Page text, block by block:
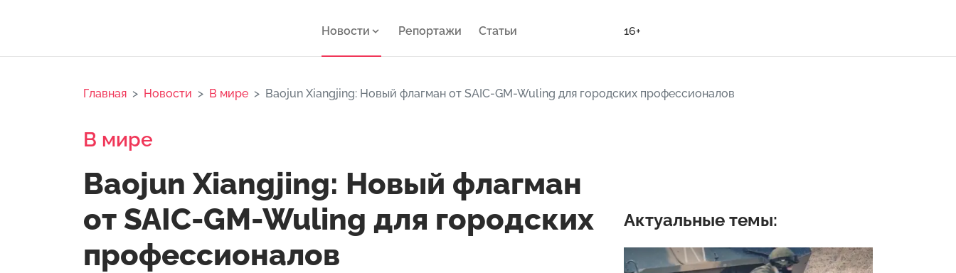
Новости Репортажи Статьи 16+
Главная Новости В мире Baojun Xiangjing: Новый флагман от SAIC-GM-Wuling для городских профессионалов
В мире
Baojun Xiangjing: Новый флагман
от SAIC-GM-Wuling для городских
профессионалов
Актуальные темы: